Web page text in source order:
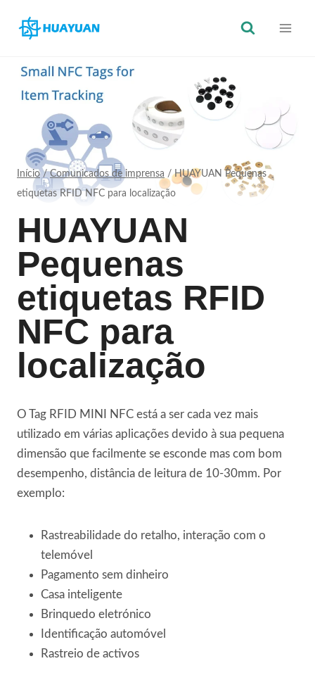
para
conteúdo
Início / Comunicados de imprensa / HUAYUAN Pequenas
etiquetas RFID NFC para localização
HUAYUAN
Pequenas
etiquetas RFID
NFC para
localização
O Tag RFID MINI NFC está a ser cada vez mais
utilizado em várias aplicações devido à sua pequena
dimensão que facilmente se esconde mas com bom
desempenho, distância de leitura de 10-30mm. Por
exemplo:
Rastreabilidade do retalho, interação com o
telemóvel
Pagamento sem dinheiro
Casa inteligente
Brinquedo eletrónico
Identificação automóvel
Rastreio de activos